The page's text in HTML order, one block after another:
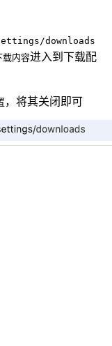
downloads
载内容进入到下载配
，将其关闭即可